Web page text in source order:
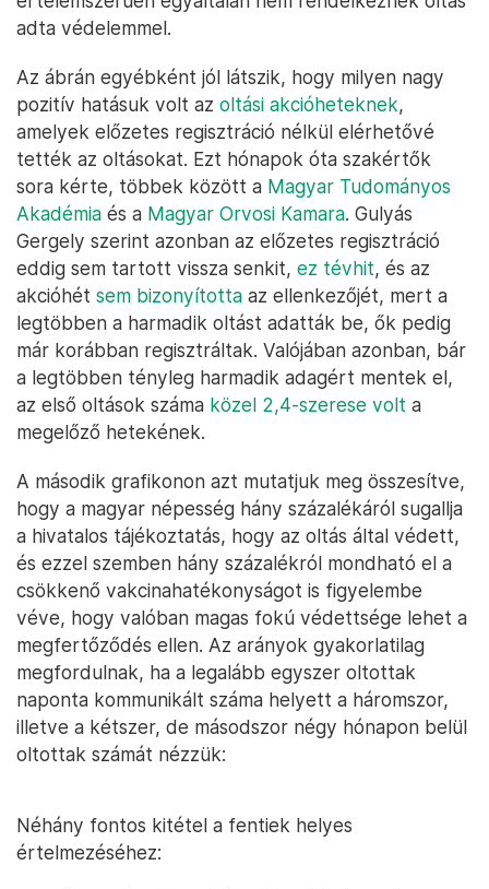
adta védelemmel.
Az ábrán egyébként jól látszik, hogy milyen nagy
pozitív hatásuk volt az oltási akcióheteknek,
amelyek előzetes regisztráció nélkül elérhetővé
tették az oltásokat. Ezt hónapok óta szakértők
sora kérte, többek között a Magyar Tudományos
Akadémia és a Magyar Orvosi Kamara. Gulyás
Gergely szerint azonban az előzetes regisztráció
eddig sem tartott vissza senkit, ez tévhit, és az
akcióhét sem bizonyította az ellenkezőjét, mert a
legtöbben a harmadik oltást adatták be, ők pedig
már korábban regisztráltak. Valójában azonban, bár
a legtöbben tényleg harmadik adagért mentek el,
az első oltások száma közel 2,4-szerese volt a
megelőző hetekének.
A második grafikonon azt mutatjuk meg összesítve,
hogy a magyar népesség hány százalékáról sugallja
a hivatalos tájékoztatás, hogy az oltás által védett,
és ezzel szemben hány százalékról mondható el a
csökkenő vakcinahatékonyságot is figyelembe
véve, hogy valóban magas fokú védettsége lehet a
megfertőződés ellen. Az arányok gyakorlatilag
megfordulnak, ha a legalább egyszer oltottak
naponta kommunikált száma helyett a háromszor,
illetve a kétszer, de másodszor négy hónapon belül
oltottak számát nézzük:
Néhány fontos kitétel a fentiek helyes
értelmezéséhez: